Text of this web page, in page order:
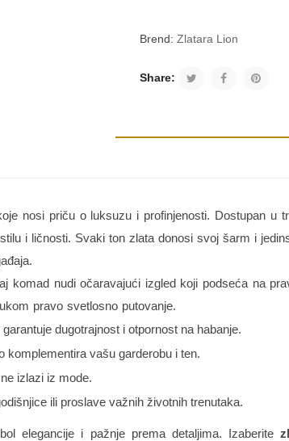
Brend:Zlatara Lion
Share:
nosi priču o luksuzu i profinjenosti. Dostupan u
i ličnosti. Svaki ton zlata donosi svoj šarm i
komad nudi očaravajući izgled koji podseća na
pravo svetlosno putovanje.
dugotrajnost i otpornost na habanje.
komplementira vašu garderobu i ten.
izlazi iz mode.
ili proslave važnih životnih trenutaka.
elegancije i pažnje prema detaljima. Izaberite